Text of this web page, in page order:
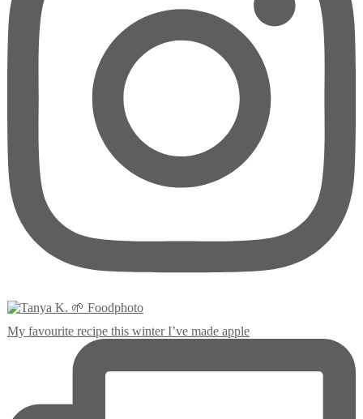
My favourite recipe this winter I’ve made apple